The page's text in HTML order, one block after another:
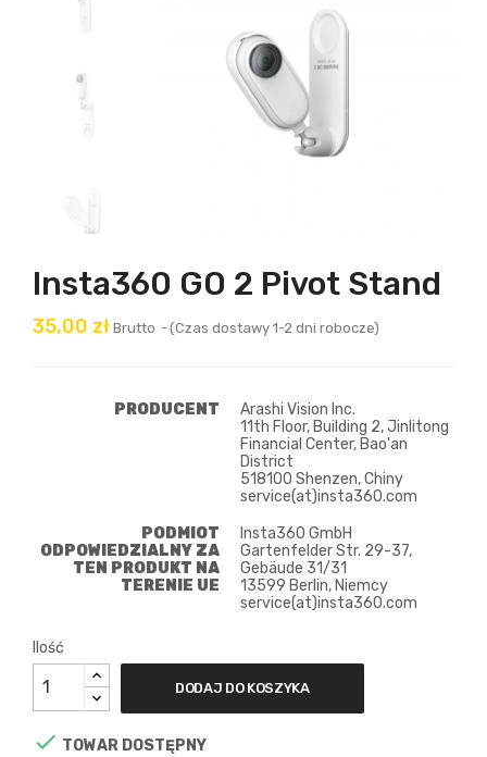
Insta360 GO 2 Pivot Stand
35,00 zł Brutto (Czas dostawy 1-2 dni robocze)
PRODUCENT
Arashi Vision Inc.
11th Floor, Building 2, Jinlitong
Financial Center, Bao'an
District
518100 Shenzen, Chiny
service(at)insta360.com
PODMIOT
ODPOWIEDZIALNY ZA
TEN PRODUKT NA
TERENIE UE
Insta360 GmbH
Gartenfelder Str. 29-37,
Gebäude 31/31
13599 Berlin, Niemcy
service(at)insta360.com
Ilość
DODAJ DO KOSZYKA
 TOWAR DOSTĘPNY